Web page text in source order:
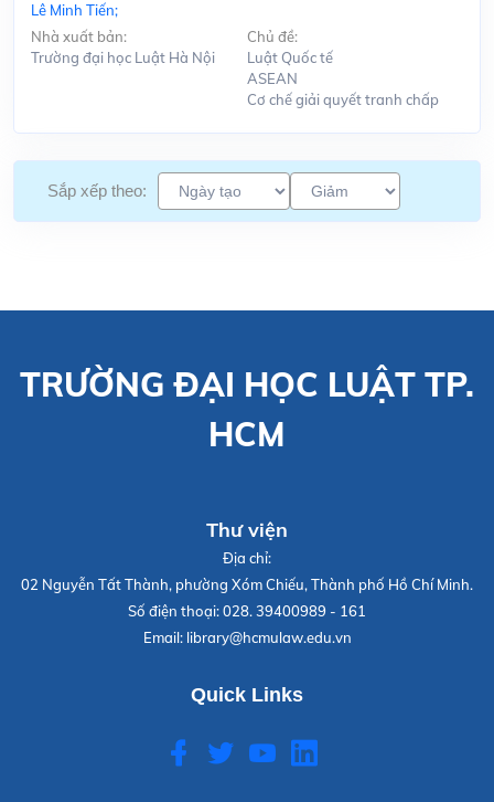
Lê Minh Tiến;
Nhà xuất bản:
Trường đại học Luật Hà Nội
Chủ đề:
Luật Quốc tế
ASEAN
Cơ chế giải quyết tranh chấp
Sắp xếp theo:
TRƯỜNG ĐẠI HỌC LUẬT TP.
HCM
Thư viện
Địa chỉ:
02 Nguyễn Tất Thành, phường Xóm Chiếu, Thành phố Hồ Chí Minh.
Số điện thoại:028. 39400989 - 161
Email: library@hcmulaw.edu.vn
Quick Links